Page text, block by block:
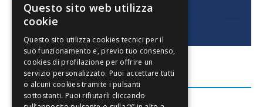
FACEBOOK
Questo sito web utilizza
cookie